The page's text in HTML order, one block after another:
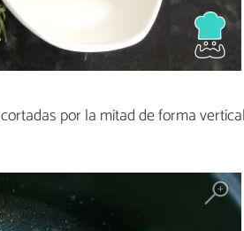
cortadas por la mitad de forma